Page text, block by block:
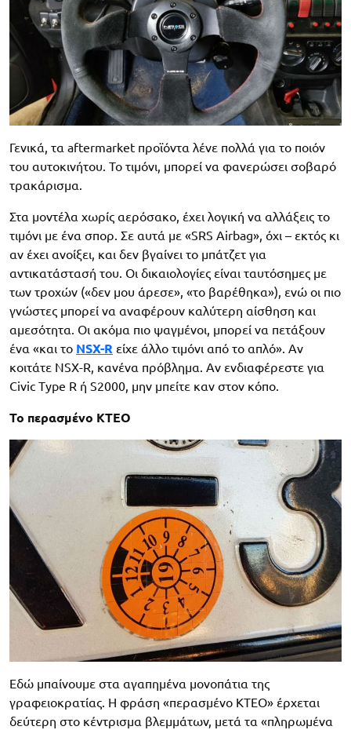
Γενικά, τα aftermarket προϊόντα λένε πολλά για το ποιόν
του αυτοκινήτου. Το τιμόνι, μπορεί να φανερώσει σοβαρό
τρακάρισμα.
Στα μοντέλα χωρίς αερόσακο, έχει λογική να αλλάξεις το
τιμόνι με ένα σπορ. Σε αυτά με «SRS Airbag», όχι – εκτός κι
αν έχει ανοίξει, και δεν βγαίνει το μπάτζετ για
αντικατάστασή του. Οι δικαιολογίες είναι ταυτόσημες με
των τροχών («δεν μου άρεσε», «το βαρέθηκα»), ενώ οι πιο
γνώστες μπορεί να αναφέρουν καλύτερη αίσθηση και
αμεσότητα. Οι ακόμα πιο ψαγμένοι, μπορεί να πετάξουν
ένα «και το NSX-R είχε άλλο τιμόνι από το απλό». Αν
κοιτάτε NSX-R, κανένα πρόβλημα. Αν ενδιαφέρεστε για
Civic Type R ή S2000, μην μπείτε καν στον κόπο.
Το περασμένο ΚΤΕΟ
Εδώ μπαίνουμε στα αγαπημένα μονοπάτια της
γραφειοκρατίας. Η φράση «περασμένο ΚΤΕΟ» έρχεται
δεύτερη στο κέντρισμα βλεμμάτων, μετά τα «πληρωμένα